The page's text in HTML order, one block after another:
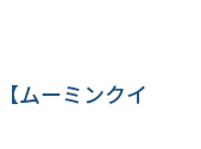
ムーミンクイ